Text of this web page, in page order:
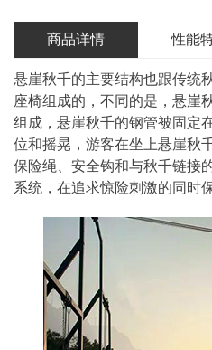
商品详情 性能
悬崖秋千的主要结构也跟传统
座椅组成的，不同的是，悬崖
组成，悬崖秋千的钢管被固定
位和摇晃，游客在坐上悬崖秋
保险绳、安全钩和与秋千链接
系统，在追求惊险刺激的同时